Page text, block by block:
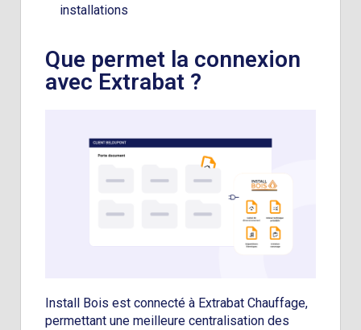
installations
Que permet la connexion
avec Extrabat ?
Install Bois est connecté à Extrabat Chauffage,
permettant une meilleure centralisation des